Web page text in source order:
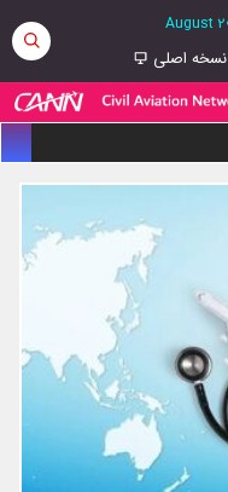
نسخه اصلی